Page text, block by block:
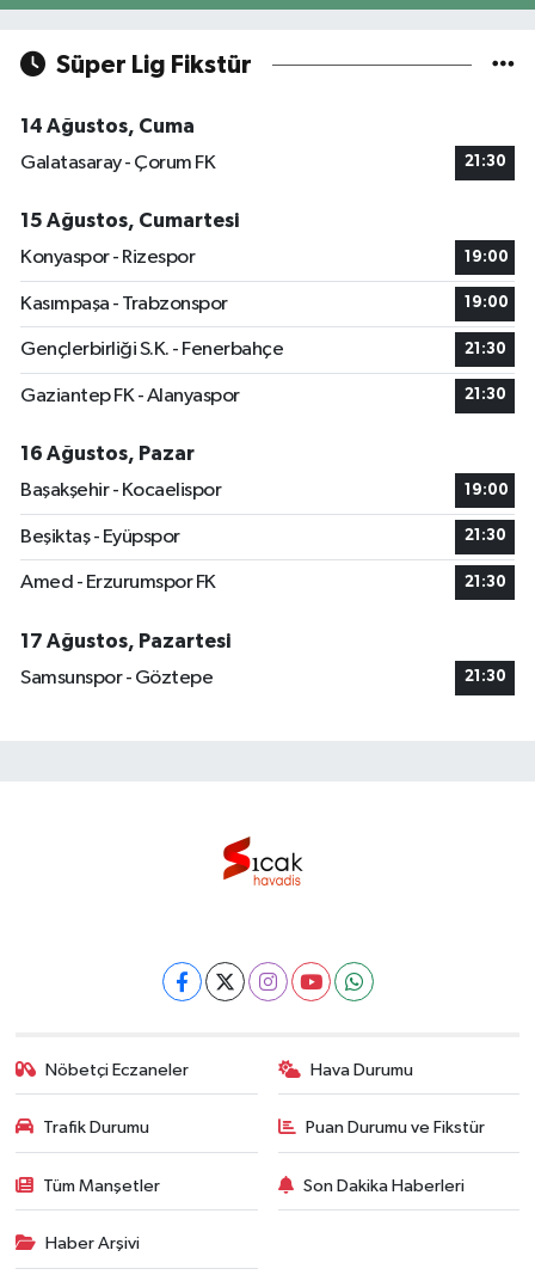
Süper Lig Fikstür
14 Ağustos, Cuma
Galatasaray - Çorum FK
21:30
15 Ağustos, Cumartesi
Konyaspor - Rizespor
19:00
Kasımpaşa - Trabzonspor 19:00
Gençlerbirliği S.K. - Fenerbahçe 21:30
Gaziantep FK - Alanyaspor 21:30
16 Ağustos, Pazar
Başakşehir - Kocaelispor
19:00
Beşiktaş - Eyüpspor 21:30
Amed - Erzurumspor FK 21:30
17 Ağustos, Pazartesi
Samsunspor - Göztepe
21:30
Nöbetçi Eczaneler Hava Durumu
Trafik Durumu Puan Durumu ve Fikstür
Tüm Manşetler Son Dakika Haberleri
Haber Arşivi